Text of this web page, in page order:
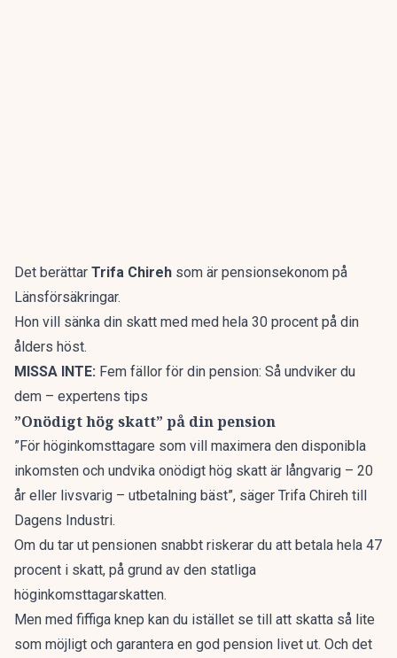
Det berättar Trifa Chireh som är pensionsekonom på
Länsförsäkringar.
Hon vill sänka din skatt med med hela 30 procent på din
ålders höst.
MISSA INTE: Fem fällor för din pension: Så undviker du
dem – expertens tips
”Onödigt hög skatt” på din pension
”För höginkomsttagare som vill maximera den disponibla
inkomsten och undvika onödigt hög skatt är långvarig – 20
år eller livsvarig – utbetalning bäst”, säger Trifa Chireh till
Dagens Industri.
Om du tar ut pensionen snabbt riskerar du att betala hela 47
procent i skatt, på grund av den statliga
höginkomsttagarskatten.
Men med fiffiga knep kan du istället se till att skatta så lite
som möjligt och garantera en god pension livet ut. Och det